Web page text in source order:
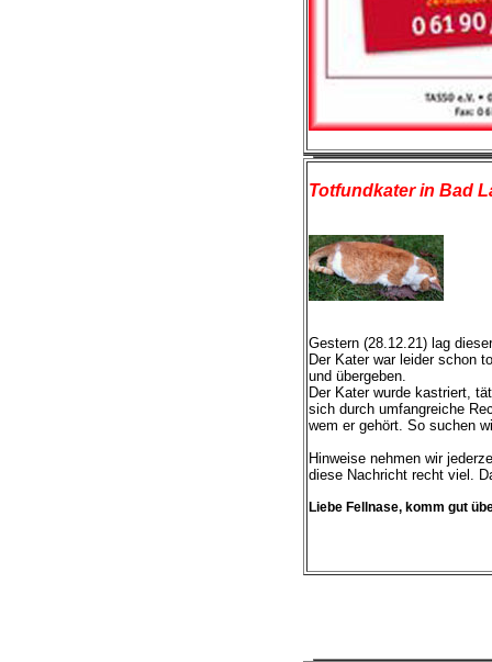
Totfundkater in Bad
Gestern (28.12.21) lag
Der Kater war leider schon
und übergeben.
Der Kater wurde kastriert,
sich durch umfangreiche
wem er gehört. So suchen
Hinweise nehmen wir
diese Nachricht recht viel.
Liebe Fellnase, komm gut